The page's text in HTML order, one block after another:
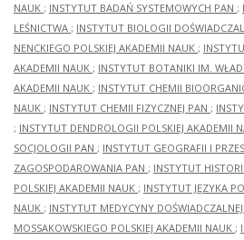
NAUK ; INSTYTUT BADAŃ SYSTEMOWYCH PAN ;
LEŚNICTWA ; INSTYTUT BIOLOGII
NENCKIEGO POLSKIEJ AKADEMII NAUK ;
AKADEMII NAUK ; INSTYTUT BOTANIKI IM.
AKADEMII NAUK ; INSTYTUT CHEMII
NAUK ; INSTYTUT CHEMII FIZYCZNEJ PAN ;
; INSTYTUT DENDROLOGII POLSKIEJ AKADEMII
SOCJOLOGII PAN ; INSTYTUT GEOGRAFII I
ZAGOSPODAROWANIA PAN ; INSTYTUT
POLSKIEJ AKADEMII NAUK ; INSTYTUT JĘZYKA
NAUK ; INSTYTUT MEDYCYNY
MOSSAKOWSKIEGO POLSKIEJ AKADEMII NAUK ;